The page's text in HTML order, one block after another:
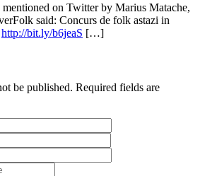
on Twitter by Marius Matache,
said: Concurs de folk astazi in
http://bit.ly/b6jeaS […]
be published. Required fields are